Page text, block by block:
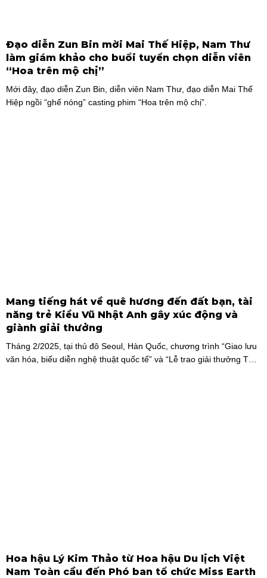
Đạo diễn Zun Bin mời Mai Thế Hiệp, Nam Thư
làm giám khảo cho buổi tuyển chọn diễn viên
“Hoa trên mộ chị”
Mới đây, đạo diễn Zun Bin, diễn viên Nam Thư, đạo diễn Mai Thế
Hiệp ngồi “ghế nóng” casting phim “Hoa trên mộ chị”.
Mang tiếng hát về quê hương đến đất bạn, tài
năng trẻ Kiều Vũ Nhật Anh gây xúc động và
giành giải thưởng
Tháng 2/2025, tại thủ đô Seoul, Hàn Quốc, chương trình “Giao lưu
văn hóa, biểu diễn nghệ thuật quốc tế” và “Lễ trao giải thưởng Tài
Hoa hậu Lý Kim Thảo từ Hoa hậu Du lịch Việt
Nam Toàn cầu đến Phó ban tổ chức Miss Earth